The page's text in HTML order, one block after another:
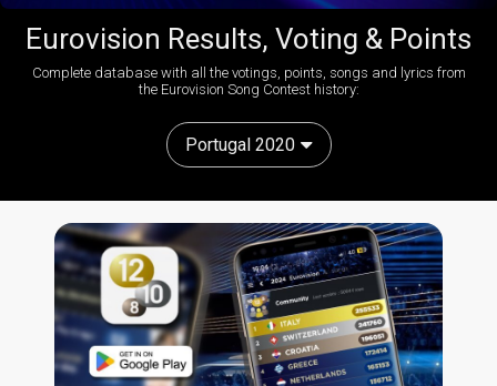
Eurovision Results, Voting & Points
Complete database with all the votings, points, songs and lyrics from
the Eurovision Song Contest history:
Portugal 2020